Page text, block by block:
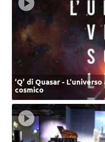
‘Q’ di Quasar -
cosmico